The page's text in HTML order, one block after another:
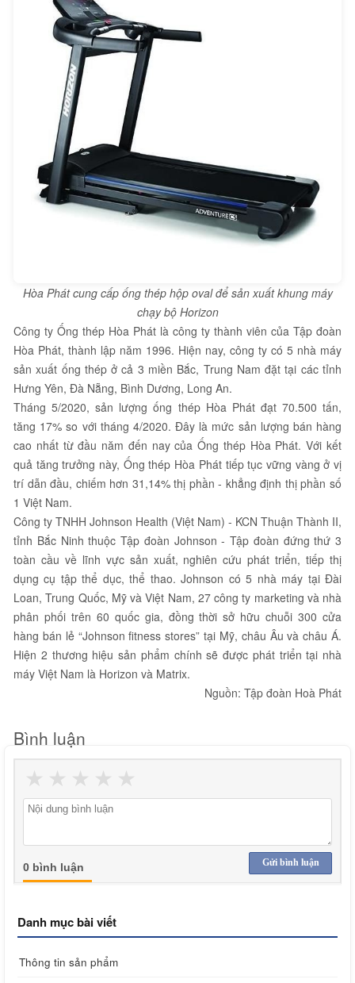
Hòa Phát cung cấp ống thép hộp oval để sản xuất khung máy
chạy bộ Horizon
Công ty Ống thép Hòa Phát là công ty thành viên của Tập đoàn
Hòa Phát, thành lập năm 1996. Hiện nay, công ty có 5 nhà máy
sản xuất ống thép ở cả 3 miền Bắc, Trung Nam đặt tại các tỉnh
Hưng Yên, Đà Nẵng, Bình Dương, Long An.
Tháng 5/2020, sản lượng ống thép Hòa Phát đạt 70.500 tấn,
tăng 17% so với tháng 4/2020. Đây là mức sản lượng bán hàng
cao nhất từ đầu năm đến nay của Ống thép Hòa Phát. Với kết
quả tăng trưởng này, Ống thép Hòa Phát tiếp tục vững vàng ở vị
trí dẫn đầu, chiếm hơn 31,14% thị phần - khẳng định thị phần số
1 Việt Nam.
Công ty TNHH Johnson Health (Việt Nam) - KCN Thuận Thành II,
tỉnh Bắc Ninh thuộc Tập đoàn Johnson - Tập đoàn đứng thứ 3
toàn cầu về lĩnh vực sản xuất, nghiên cứu phát triển, tiếp thị
dụng cụ tập thể dục, thể thao. Johnson có 5 nhà máy tại Đài
Loan, Trung Quốc, Mỹ và Việt Nam, 27 công ty marketing và nhà
phân phối trên 60 quốc gia, đồng thời sở hữu chuỗi 300 cửa
hàng bán lẻ “Johnson fitness stores” tại Mỹ, châu Âu và châu Á.
Hiện 2 thương hiệu sản phẩm chính sẽ được phát triển tại nhà
máy Việt Nam là Horizon và Matrix.
Nguồn: Tập đoàn Hoà Phát
Bình luận
★
★
★
★
★
Gửi bình luận
0 bình luận
Danh mục bài viết
Thông tin sản phẩm